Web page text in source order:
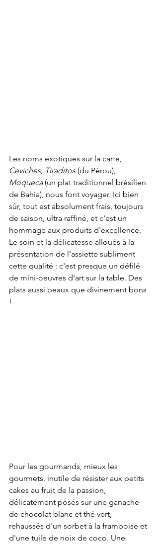
Les noms exotiques sur la carte,
Ceviches, Tiraditos (du Pérou),
Moqueca (un plat traditionnel brésilien
de Bahia), nous font voyager. Ici bien
sûr, tout est absolument frais, toujours
de saison, ultra raffiné, et c'est un
hommage aux produits d'excellence.
Le soin et la délicatesse alloués à la
présentation de l'assiette subliment
cette qualité : c'est presque un défilé
de mini-oeuvres d'art sur la table. Des
plats aussi beaux que divinement bons
!
Pour les gourmands, mieux les
gourmets, inutile de résister aux petits
cakes au fruit de la passion,
délicatement posés sur une ganache
de chocolat blanc et thé vert,
rehaussés d'un sorbet à la framboise et
d'une tuile de noix de coco. Une